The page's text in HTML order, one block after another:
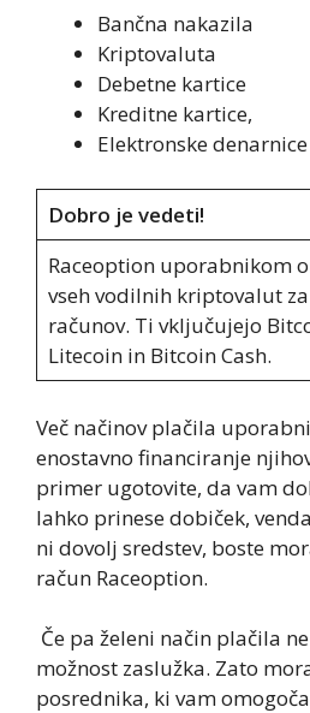
Bančna nakazila
Kriptovaluta
Debetne kartice
Kreditne kartice,
Elektronske denarnice
Dobro je vedeti!
Raceoption uporabnikom
vseh vodilnih kriptovalut
računov. Ti vključujejo
Litecoin in Bitcoin Cash.
Več načinov plačila
enostavno financiranje
primer ugotovite, da vam
lahko prinese dobiček,
ni dovolj sredstev, boste
račun Raceoption.
Če pa želeni način plačila
možnost zaslužka. Zato
posrednika, ki vam